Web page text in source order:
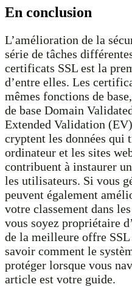
En conclusion
L’amélioration de la
série de tâches
certificats SSL est la
d’entre elles. Les
mêmes fonctions de
de base Domain
Extended Validation
cryptent les données qui
ordinateur et les sites
contribuent à instaurer
les utilisateurs. Si vous
peuvent également
votre classement dans
vous soyez propriétaire
de la meilleure offre
savoir comment le
protéger lorsque vous
article est votre guide.